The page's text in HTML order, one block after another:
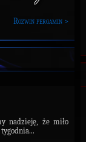
Rozwiń pergamin >
nadzieję, że miło